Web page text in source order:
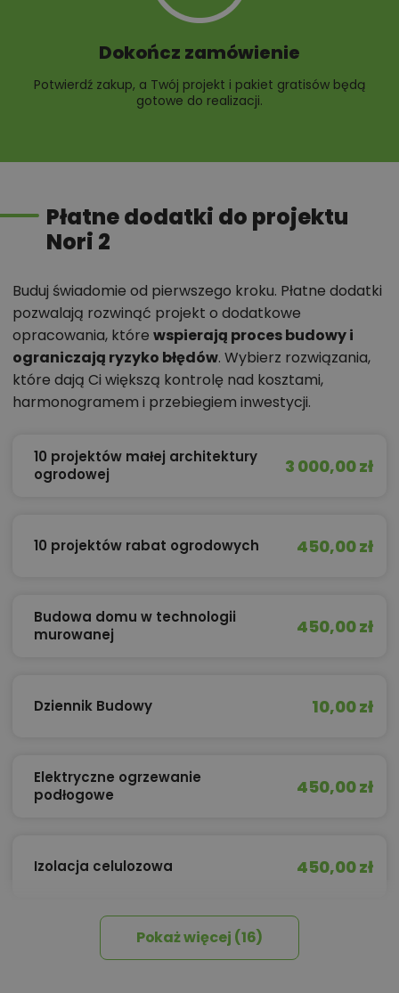
Dokończ zamówienie
Potwierdź zakup, a Twój projekt i pakiet gratisów będą
gotowe do realizacji.
Płatne dodatki do projektu
Nori 2
Buduj świadomie od pierwszego kroku. Płatne dodatki
pozwalają rozwinąć projekt o dodatkowe
opracowania, które wspierają proces budowy i
ograniczają ryzyko błędów. Wybierz rozwiązania,
które dają Ci większą kontrolę nad kosztami,
harmonogramem i przebiegiem inwestycji.
10 projektów małej architektury
ogrodowej
3 000,00 zł
10 projektów rabat ogrodowych 450,00 zł
Budowa domu w technologii
murowanej
450,00 zł
Dziennik Budowy 10,00 zł
Elektryczne ogrzewanie
podłogowe
450,00 zł
Izolacja celulozowa 450,00 zł
Kominek z płaszczem wodnym
Pokaż więcej (16)